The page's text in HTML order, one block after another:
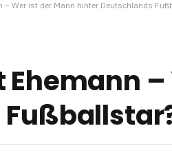
– Wer ist der Mann hinter Deutschlands